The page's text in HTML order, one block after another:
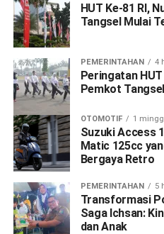
HUT Ke-81 RI,
Tangsel Mulai
PEMERINTAHAN 4
Peringatan
Pemkot
OTOMOTIF 1
Suzuki Access
Matic 125cc
Bergaya Retro
PEMERINTAHAN 5
Transformasi
Saga Ichsan:
dan Anak